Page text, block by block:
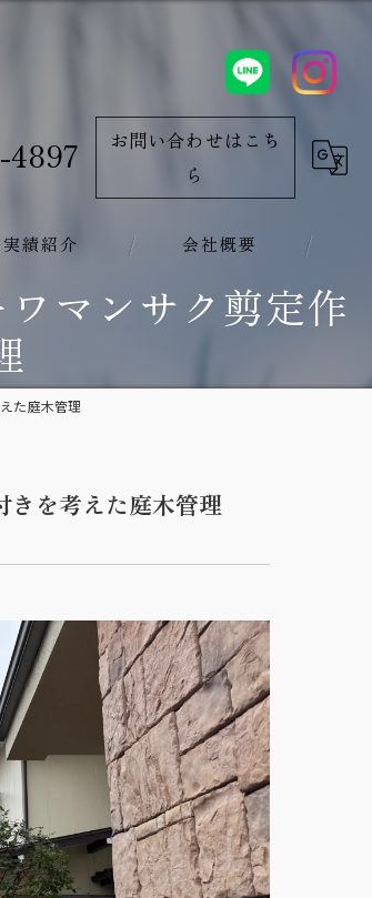
4897
お問い合わせはこち
ら
績紹介 会社概要
マンサク剪定作
た庭木管理
きを考えた庭木管理